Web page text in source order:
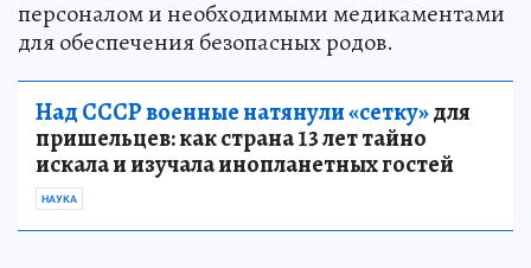
персоналом и необходимыми медикаментами
для обеспечения безопасных родов.
Над СССР военные натянули «сетку»для
пришельцев: как страна 13 лет тайно
искала и изучала инопланетных гостей
НАУКА